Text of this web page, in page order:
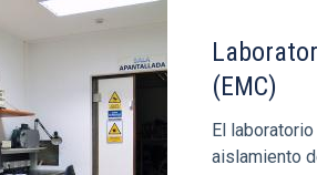
(EMC)
El
aislamiento